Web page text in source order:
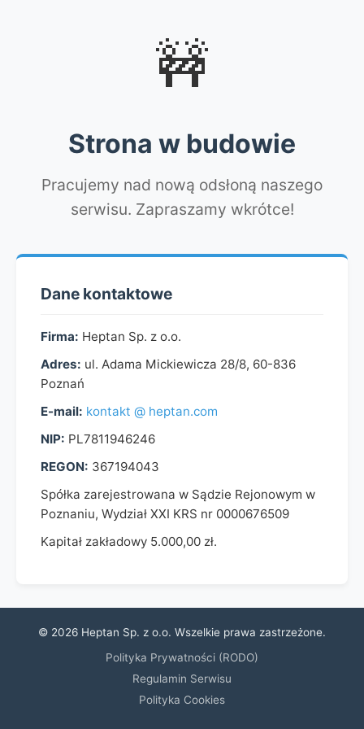
🚧
Strona w budowie
Pracujemy nad nową odsłoną naszego
serwisu. Zapraszamy wkrótce!
Dane kontaktowe
Firma: Heptan Sp. z o.o.
Adres: ul. Adama Mickiewicza 28/8, 60-836
Poznań
E-mail: kontakt @ heptan.com
NIP: PL7811946246
REGON: 367194043
Spółka zarejestrowana w Sądzie Rejonowym w
Poznaniu, Wydział XXI KRS nr 0000676509
Kapitał zakładowy 5.000,00 zł.
© 2026 Heptan Sp. z o.o. Wszelkie prawa zastrzeżone.
Polityka Prywatności (RODO)
Regulamin Serwisu
Polityka Cookies